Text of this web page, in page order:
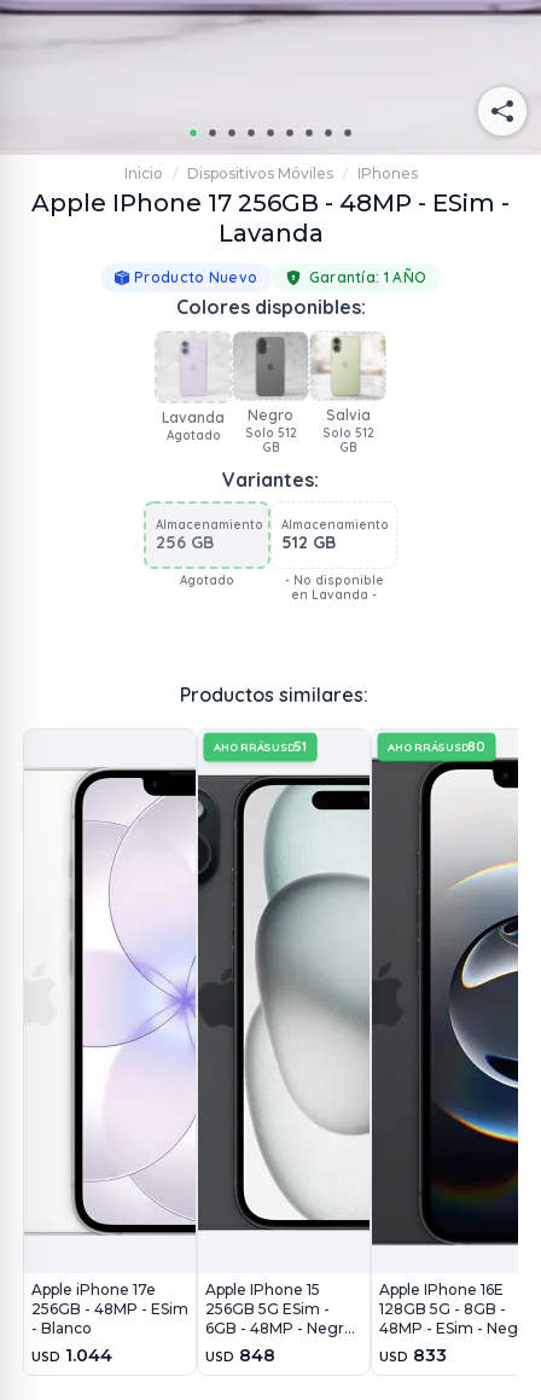
Inicio / Dispositivos Móviles / IPhones
Apple IPhone 17 256GB - 48MP - ESim -
Lavanda
Producto Nuevo Garantía: 1 AÑO
Colores disponibles:
Lavanda
Agotado
Negro
Solo 512
GB
Salvia
Solo 512
GB
Variantes:
Almacenamiento
256 GB
Agotado
Almacenamiento
512 GB
- No disponible
en Lavanda -
Productos similares:
Apple iPhone 17e
256GB - 48MP - ESim
- Blanco
USD 1.044
AHORRÁSUSD51
Apple IPhone 15
256GB 5G ESim -
6GB - 48MP - Negro
- REF
USD 848
AHORRÁSUSD80
Apple IPhone 16E
128GB 5G - 8GB -
48MP - ESim - Negro
USD 833